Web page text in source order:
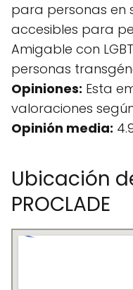
para personas en
accesibles para
Amigable con
personas
Opiniones: Esta
valoraciones
Opinión media:
Ubicación
PROCLADE